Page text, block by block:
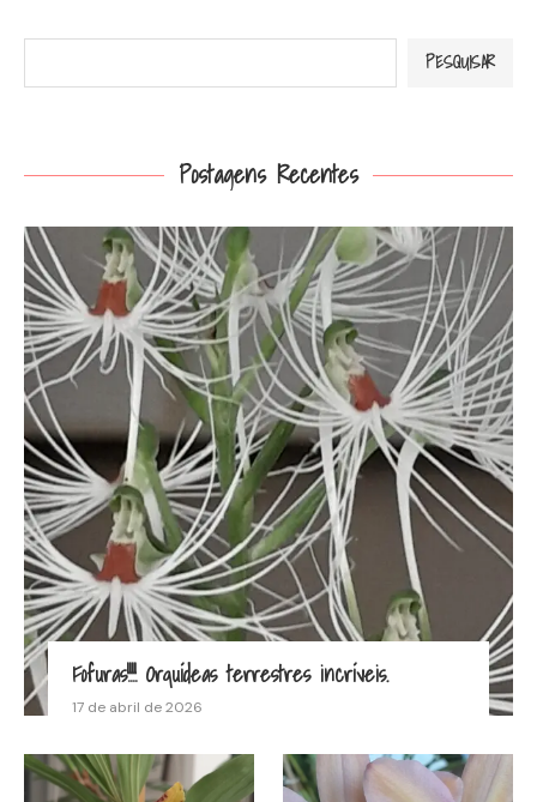
PESQUISAR
Postagens Recentes
Fofuras!!!! Orquídeas terrestres incríveis.
17 de abril de 2026